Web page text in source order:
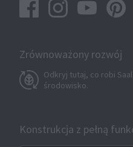
Zrównoważony rozwój
Odkryj tutaj, co robi
środowisko.
Konstrukcja z pełną